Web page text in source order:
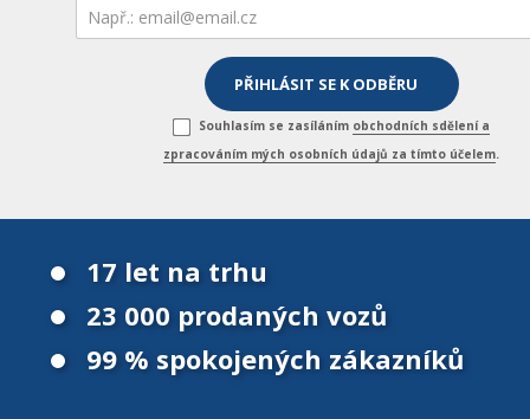
Souhlasím se zasíláním obchodních sdělení a
zpracováním mých osobních údajů za tímto účelem.
17 let na trhu
23 000 prodaných vozů
99 % spokojených zákazníků